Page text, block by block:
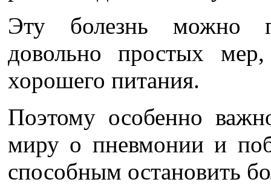
Эту болезнь можно
довольно простых
хорошего питания.
Поэтому особенно
миру о пневмонии и
способным остановить